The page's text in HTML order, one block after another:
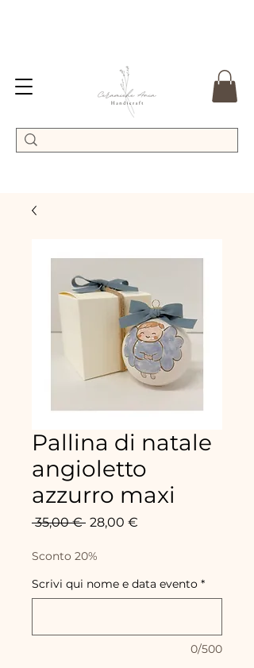
Pallina di natale
angioletto
azzurro maxi
35,00 € Precio
28,00 €
Sconto 20%
Scrivi qui nome e data evento *
0/500